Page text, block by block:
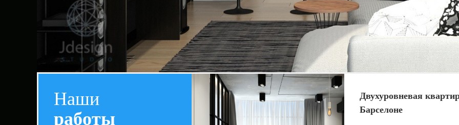
Наши
работы
Двухуровневая
Барселоне